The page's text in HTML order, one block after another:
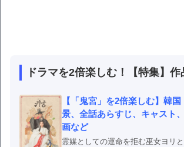
ドラマを2倍楽しむ！【特集】作
【「鬼宮」を2倍楽しむ】韓
景、全話あらすじ、キャスト
画など
霊媒としての運命を拒む巫女ヨリ